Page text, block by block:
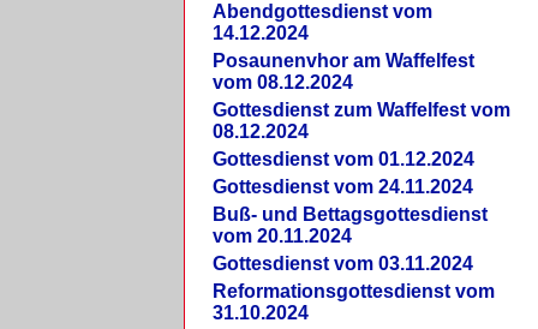
Abendgottesdienst vom
14.12.2024
Posaunenvhor am Waffelfest
vom 08.12.2024
Gottesdienst zum Waffelfest vom
08.12.2024
Gottesdienst vom 01.12.2024
Gottesdienst vom 24.11.2024
Buß- und Bettagsgottesdienst
vom 20.11.2024
Gottesdienst vom 03.11.2024
Reformationsgottesdienst vom
31.10.2024